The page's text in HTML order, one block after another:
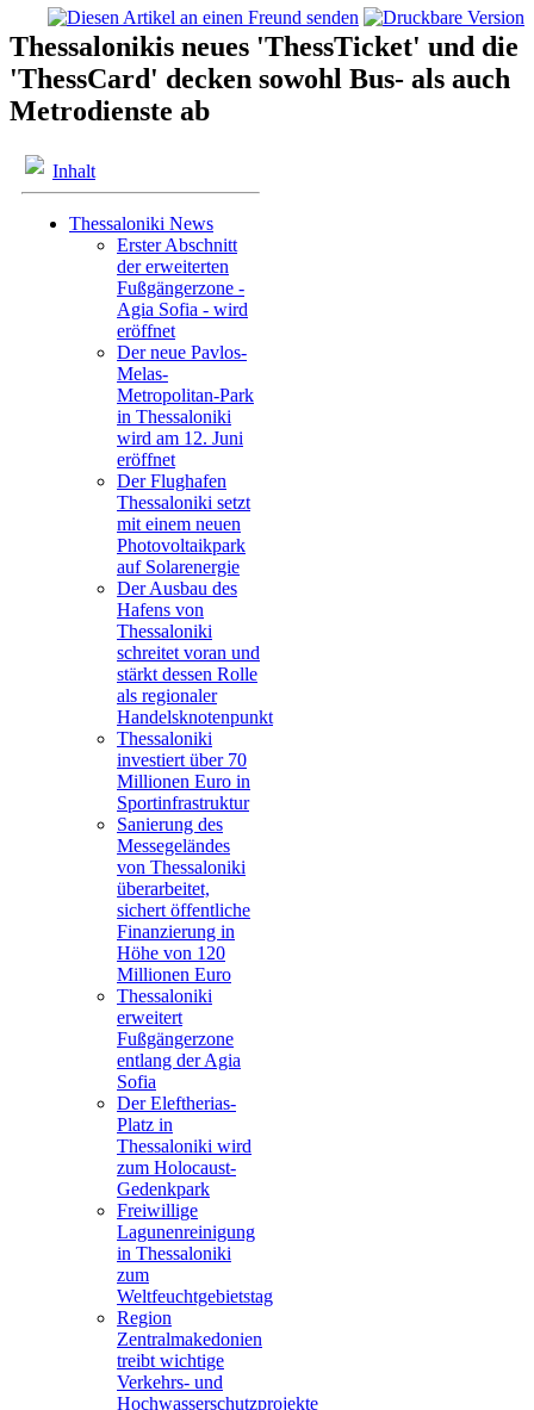
Thessalonikis neues 'ThessTicket' und die
'ThessCard' decken sowohl Bus- als auch
Metrodienste ab
Inhalt
Thessaloniki News
Erster Abschnitt
der erweiterten
Fußgängerzone -
Agia Sofia - wird
eröffnet
Der neue Pavlos-
Melas-
Metropolitan-Park
in Thessaloniki
wird am 12. Juni
eröffnet
Der Flughafen
Thessaloniki setzt
mit einem neuen
Photovoltaikpark
auf Solarenergie
Der Ausbau des
Hafens von
Thessaloniki
schreitet voran und
stärkt dessen Rolle
als regionaler
Handelsknotenpunkt
Thessaloniki
investiert über 70
Millionen Euro in
Sportinfrastruktur
Sanierung des
Messegeländes
von Thessaloniki
überarbeitet,
sichert öffentliche
Finanzierung in
Höhe von 120
Millionen Euro
Thessaloniki
erweitert
Fußgängerzone
entlang der Agia
Sofia
Der Eleftherias-
Platz in
Thessaloniki wird
zum Holocaust-
Gedenkpark
Freiwillige
Lagunenreinigung
in Thessaloniki
zum
Weltfeuchtgebietstag
Region
Zentralmakedonien
treibt wichtige
Verkehrs- und
Hochwasserschutzprojekte